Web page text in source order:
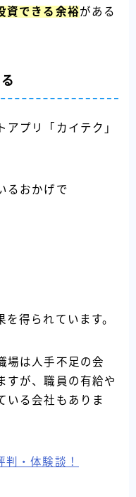
資できる余裕がある
プリ「カイテク」
るおかげで
得られています。
場は人手不足の会
すが、職員の有給や
いる会社もありま
・体験談！